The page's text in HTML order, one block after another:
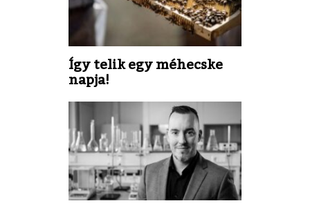
Így telik egy méhecske
napja!